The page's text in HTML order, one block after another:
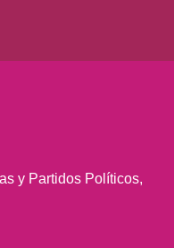
y Partidos Políticos,